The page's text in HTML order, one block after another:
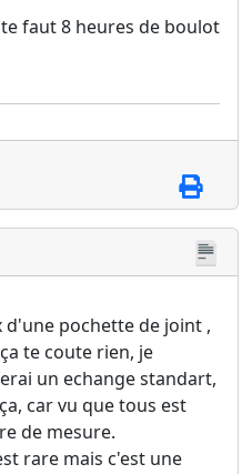
faut 8 heures de boulot
pochette de joint ,
te coute rien, je
un echange standart,
car vu que tous est
de mesure.
rare mais c'est une